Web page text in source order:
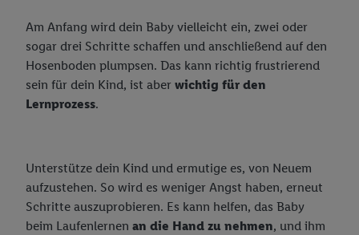
Am Anfang wird dein Baby vielleicht ein, zwei oder
sogar drei Schritte schaffen und anschließend auf den
Hosenboden plumpsen. Das kann richtig frustrierend
sein für dein Kind, ist aber wichtig für den
Lernprozess.
Unterstütze dein Kind und ermutige es, von Neuem
aufzustehen. So wird es weniger Angst haben, erneut
Schritte auszuprobieren. Es kann helfen, das Baby
beim Laufenlernen an die Hand zu nehmen, und ihm